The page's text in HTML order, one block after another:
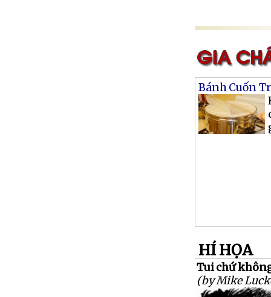
Bánh Cuốn
HÍ HỌA
Tui chứ
(by Mike